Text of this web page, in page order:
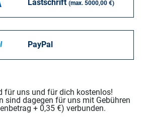
Lastschrift (max. 5000,00 €)
PayPal
für uns und für dich kostenlos!
sind dagegen für uns mit Gebühren
+ 0,35 €) verbunden.